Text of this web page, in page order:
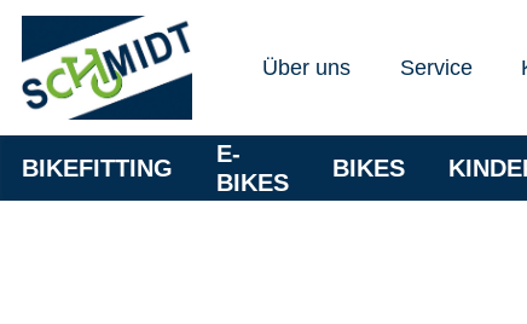
Über uns Service
BIKEFITTING
E-
BIKES
BIKES